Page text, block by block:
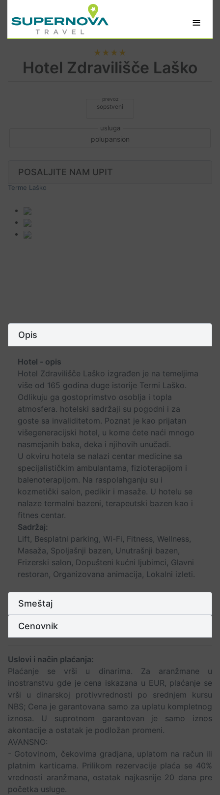
≡
★★★★
Hotel Zdravilišče Laško
sopstveni
polupansion
POSALJITE NAM UPIT
Terme Laško
Opis
Hotel - opis
Hotel Zdravilišče Laško izgrađen je na temeljima
više od 165 godina duge istorije Termi Laško.
Odlikuju ga gostoprimstvo osoblja i topla
atmosfera. hotelski sadržaji su pogodni i za
goste sa invaliditetom. Poznat je kao prijatan
višegeneracijski hotel, u kome ćete naći mnogo
nasmejanih baka, deka i njihovih unučadi.
U okviru hotela se nalazi centar medicine sa
specijalističkim ambulantama, fizioterapijom i
balenoterapijom. Na raspolahganju su i
kozmetički salon, pedikir i masaže. U hotelu se
nalaze termalni bazeni, terapeutski bazen kao i
fitnes centar.
Sadržaj:
Lift, Besplatni parking, Wi-Fi, Fitness, Wellness,
Masaža, Spoljašnji bazen, Unutrašnji bazen,
Frizerski salon, Dopušteni kućni ljubimci, Glavni
restoran, Organizovana animacija, Lokalni izleti.
Smeštaj
Cenovnik
Uslovi i način plaćanja:
Plaćanje se vrši u dinarima. Za aranžmane u
inostranstvu gde je cena iskazana u EUR, plaćanje se
vrši u dinarskoj protivvrednosti po srednjem kursu
NBS; Cena je garantovana samo za uplatu kompletnog
iznosa. U suprotnom garantovan je samo iznos
akontacije a ostatak je podložan promeni.
AVANSNO:
- Gotovinom, čekovima gradjana, uplatom na račun ili
platnim karticama. Prilikom rezervacije plaća se 40%
vrednosti aranžmana, ostatak najkasnije 20 dana pre
početka usluge.